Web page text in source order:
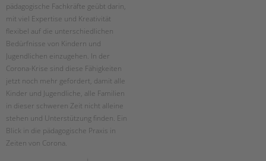
BETREUTES WOHNEN
TANDEM BTL AKADEMIE
Zertfikatskurse
Seminarkalender
Seminarräume
STADTTEILARBEIT
pädagogische Fachkräfte geübt darin,
mit viel Expertise und Kreativität
flexibel auf die unterschiedlichen
Bedürfnisse von Kindern und
Jugendlichen einzugehen. In der
Corona-Krise sind diese Fähigkeiten
jetzt noch mehr gefordert, damit alle
Kinder und Jugendliche, alle Familien
in dieser schweren Zeit nicht alleine
stehen und Unterstützung finden. Ein
Blick in die pädagogische Praxis in
Zeiten von Corona.